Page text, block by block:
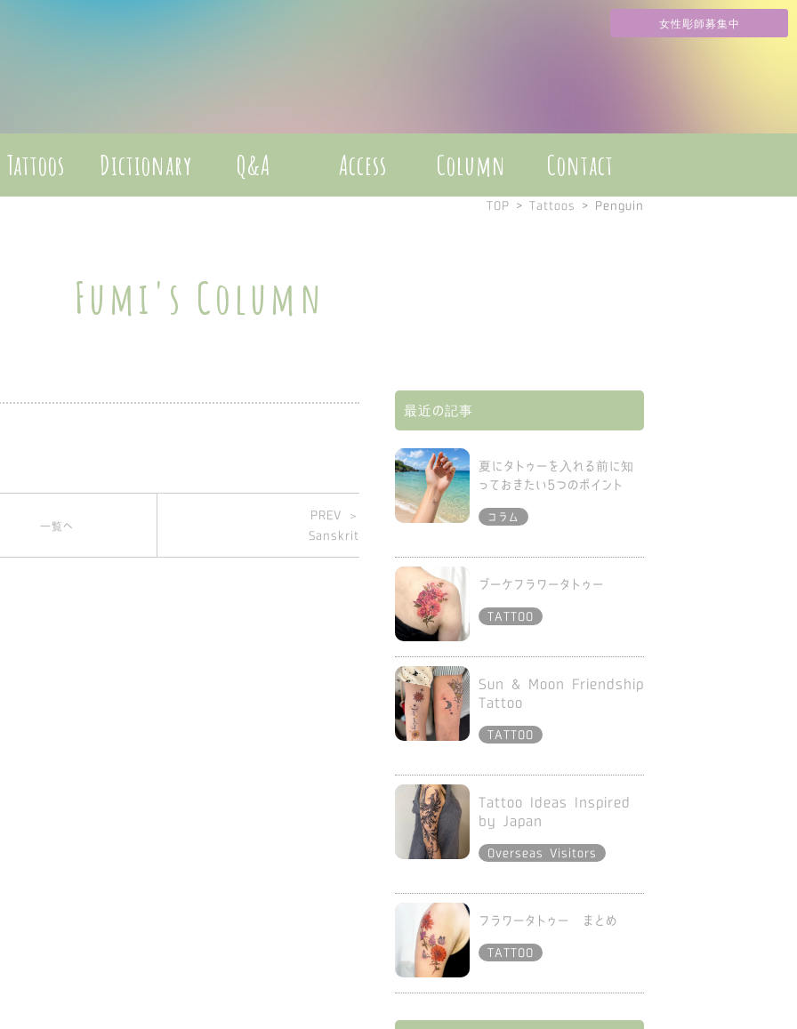
女性彫師募集中
Tattoos Dictionary Q&A Access Column Contact
TOP > Tattoos > Penguin
Fumi's Column
一覧へ
PREV ＞
Sanskrit
最近の記事
夏にタトゥーを入れる前に知
っておきたい5つのポイント
コラム
ブーケフラワータトゥー
TATTOO
Sun & Moon Friendship
Tattoo
TATTOO
Tattoo Ideas Inspired
by Japan
Overseas Visitors
フラワータトゥー まとめ
TATTOO